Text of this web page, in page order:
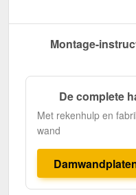
Montage-
De complete
Met rekenhulp en
wand